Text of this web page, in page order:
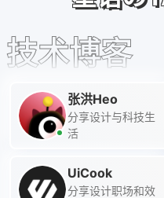
技术博客
张洪Heo
分享设计与科技生
活
UiCook
分享设计职场和效